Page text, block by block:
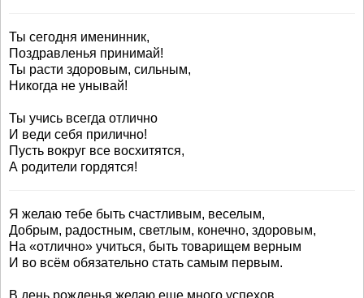
Ты сегодня именинник,
Поздравленья принимай!
Ты расти здоровым, сильным,
Никогда не унывай!
Ты учись всегда отлично
И веди себя прилично!
Пусть вокруг все восхитятся,
А родители гордятся!
Я желаю тебе быть счастливым, веселым,
Добрым, радостным, светлым, конечно, здоровым,
На «отлично» учиться, быть товарищем верным
И во всём обязательно стать самым первым.
В день рожденья желаю еще много успехов,